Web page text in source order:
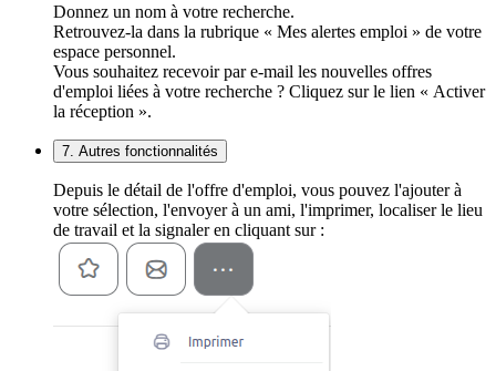
Donnez un nom à votre recherche.
Retrouvez-la dans la rubrique « Mes alertes emploi » de votre
espace personnel.
Vous souhaitez recevoir par e-mail les nouvelles offres
d'emploi liées à votre recherche ? Cliquez sur le lien « Activer
la réception ».
7. Autres fonctionnalités
Depuis le détail de l'offre d'emploi, vous pouvez l'ajouter à
votre sélection, l'envoyer à un ami, l'imprimer, localiser le lieu
de travail et la signaler en cliquant sur :